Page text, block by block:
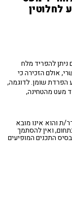
ניתן להפריד מלח
אולם הזכירה כי
הפרדת שומן. לדוגמה,
מעט מהטחינה,
והוא אינו מובא
ואין להסתמך
התכנים המופיעים